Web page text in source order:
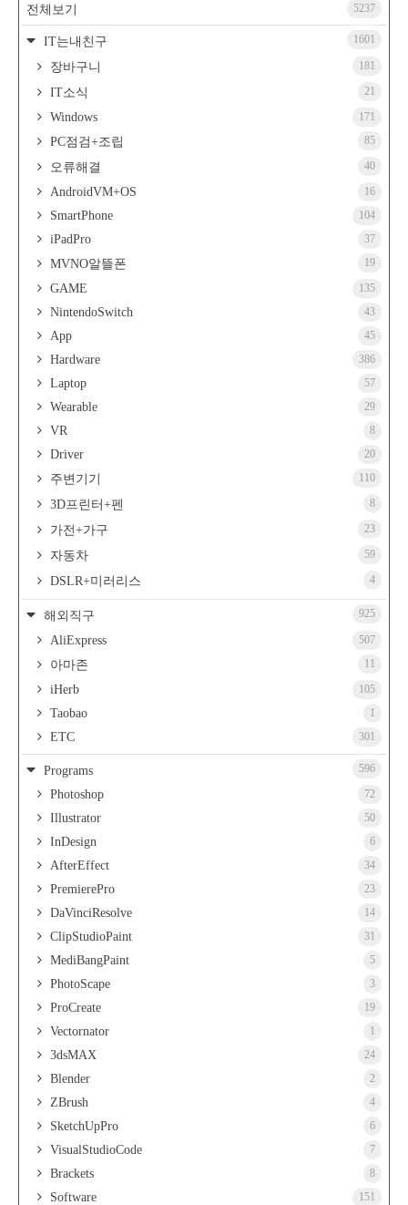
전체보기 5237
IT는내친구 1601
장바구니 181
IT소식 21
Windows 171
PC점검+조립 85
오류해결 40
AndroidVM+OS 16
SmartPhone 104
iPadPro 37
MVNO알뜰폰 19
GAME 135
NintendoSwitch 43
App 45
Hardware 386
Laptop 57
Wearable 29
VR 8
Driver 20
주변기기 110
3D프린터+펜 8
가전+가구 23
자동차 59
DSLR+미러리스 4
해외직구 925
AliExpress 507
아마존 11
iHerb 105
Taobao 1
ETC 301
Programs 596
Photoshop 72
Illustrator 50
InDesign 6
AfterEffect 34
PremierePro 23
DaVinciResolve 14
ClipStudioPaint 31
MediBangPaint 5
PhotoScape 3
ProCreate 19
Vectornator 1
3dsMAX 24
Blender 2
ZBrush 4
SketchUpPro 6
VisualStudioCode 7
Brackets 8
Software 151